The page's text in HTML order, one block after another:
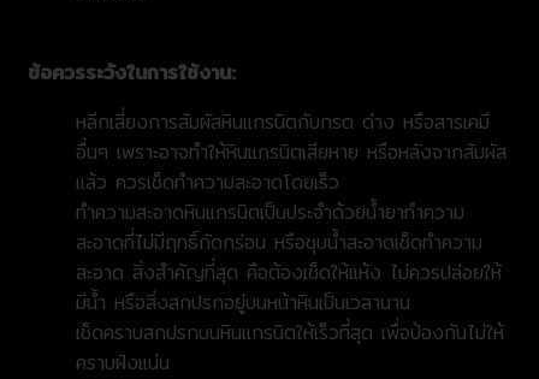
ข้อควรระวังในการใช้งาน:
หลีกเลี่ยงการสัมผัสหินแกรนิตกับกรด ด่าง หรือสารเคมี
อื่นๆ เพราะอาจทำให้หินแกรนิตเสียหาย หรือหลังจากสัมผัส
แล้ว ควรเช็ดทำความสะอาดโดยเร็ว
ทำความสะอาดหินแกรนิตเป็นประจำด้วยน้ำยาทำความ
สะอาดที่ไม่มีฤทธิ์กัดกร่อน หรือชุบน้ำสะอาดเช็ดทำความ
สะอาด สิ่งสำคัญที่สุด คือต้องเช็ดให้แห้ง ไม่ควรปล่อยให้
มีน้ำ หรือสิ่งสกปรกอยู่บนหน้าหินเป็นเวลานาน
เช็ดคราบสกปรกบนหินแกรนิตให้เร็วที่สุด เพื่อป้องกันไม่ให้
คราบฝังแน่น